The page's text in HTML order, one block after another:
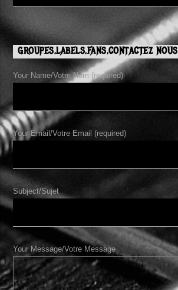
GROUPES,LABELS,FANS,CONTACTEZ NOUS
Your Name/Votre Nom (required)
Your Email/Votre Email (required)
Subject/Sujet
Your Message/Votre Message